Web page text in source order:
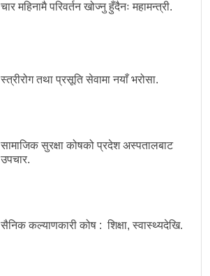
चार महिनामै परिवर्तन खोज्नु हुँदैनः महामन्त्री.
स्त्रीरोग तथा प्रसूति सेवामा नयाँ भरोसा.
सामाजिक सुरक्षा कोषको प्रदेश अस्पतालबाट
उपचार.
सैनिक कल्याणकारी कोष : शिक्षा, स्वास्थ्यदेखि.